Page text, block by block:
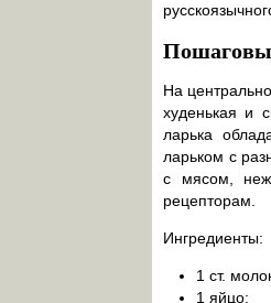
На
худенькая и
ларька
ларьком с
с мясом,
рецепторам.
Ингредиенты:
1 ст.
1 яйцо;